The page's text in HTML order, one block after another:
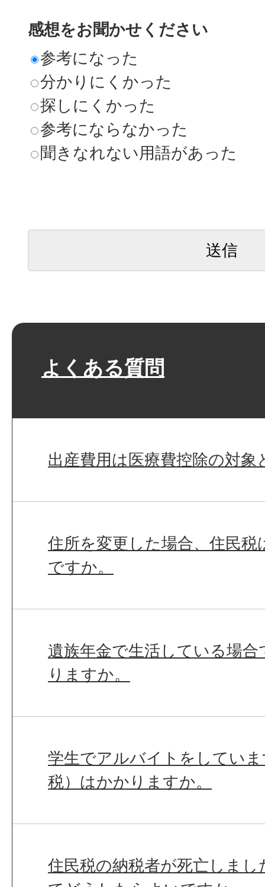
感想をお聞かせください
参考になった
分かりにくかった
探しにくかった
参考にならなかった
聞きなれない用語があった
よくある質問
出産費用は医療費控除の対象
住所を変更した場合、住民
ですか。
遺族年金で生活している場
りますか。
学生でアルバイトをしてい
税）はかかりますか。
住民税の納税者が死亡しま